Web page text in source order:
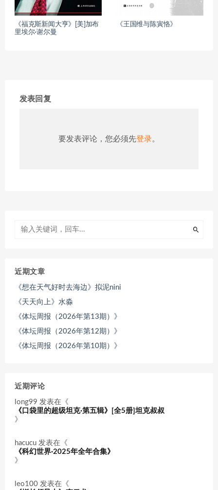
《福克斯新闻大亨》[美]加布
里埃尔·谢尔曼
《王国维与陈寅恪》
发表回复
要发表评论，您必须先登录。
近期文章
《想在天气好时去海边》拟泥nini
《天天向上》水淼
《体坛周报（2026年第13期）》
《体坛周报（2026年第12期）》
《体坛周报（2026年第10期）》
近期评论
long99 发表在《
《口袋里的超级坦克·第五辑》[全5册]坦克叔叔
》
hacucu 发表在《
《科幻世界·2025年全年合集》
》
leo100 发表在《